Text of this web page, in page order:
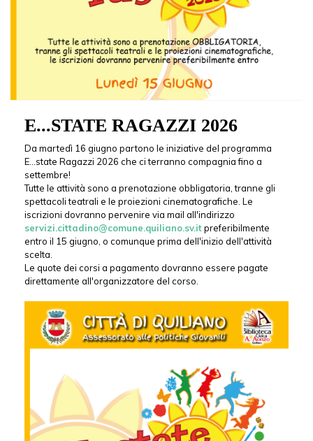
E...STATE RAGAZZI 2026
Da martedì 16 giugno partono le iniziative del programma
E...state Ragazzi 2026 che ci terranno compagnia fino a
settembre!
Tutte le attività sono a prenotazione obbligatoria, tranne gli
spettacoli teatrali e le proiezioni cinematografiche. Le
iscrizioni dovranno pervenire via mail all'indirizzo
servizi.cittadino@comune.quiliano.sv.itpreferibilmente
entro il 15 giugno, o comunque prima dell'inizio dell'attività
scelta.
Le quote dei corsi a pagamento dovranno essere pagate
direttamente all'organizzatore del corso.